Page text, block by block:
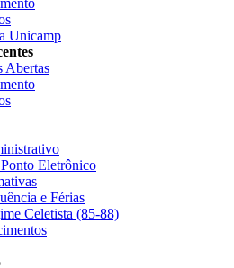
Unicamp
Abertas
Eletrônico
e Férias
Celetista (85-88)